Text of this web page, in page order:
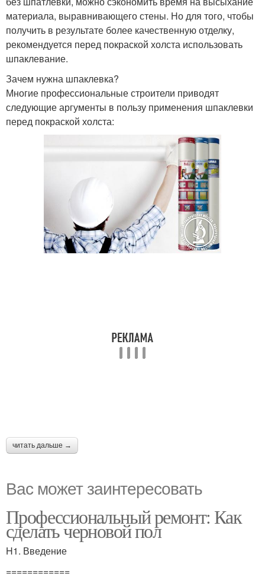
материала, выравнивающего стены. Но для того, чтобы
получить в результате более качественную отделку,
рекомендуется перед покраской холста использовать
шпаклевание.
Зачем нужна шпаклевка?
Многие профессиональные строители приводят
следующие аргументы в пользу применения шпаклевки
перед покраской холста:
читать дальше →
Вас может заинтересовать
Профессиональный ремонт: Как
сделать черновой пол
H1. Введение
============